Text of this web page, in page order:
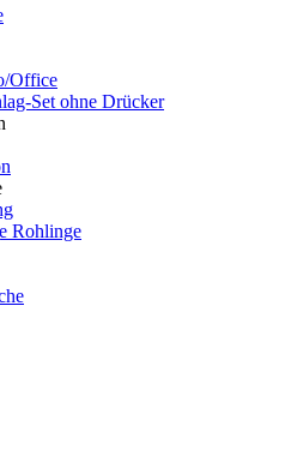
Office
Set ohne Drücker
Rohlinge